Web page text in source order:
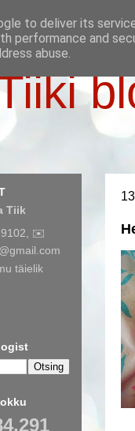
Tiik
✉️
täielik
to deliver its
performance and
abuse.